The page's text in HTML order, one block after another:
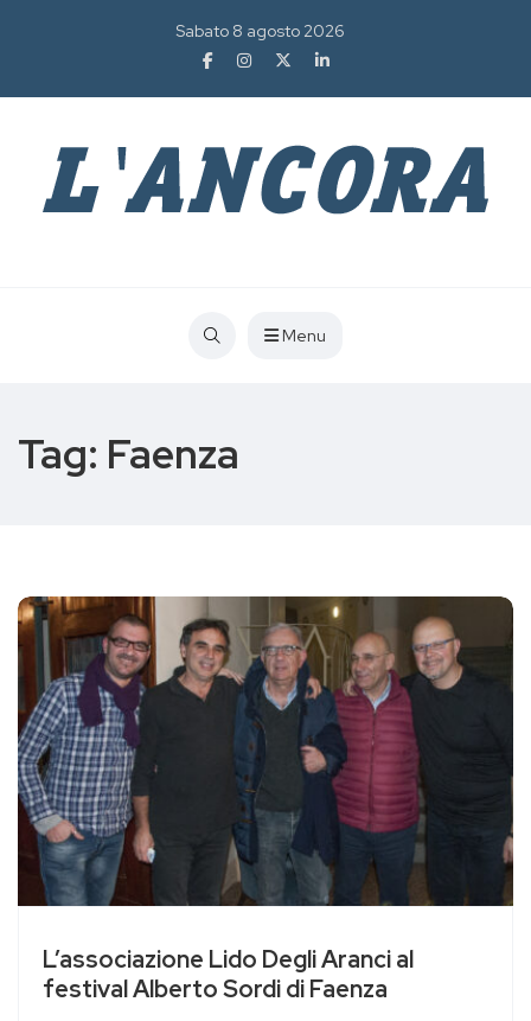
Sabato 8 agosto 2026
Menu
Tag: Faenza
L’associazione Lido Degli Aranci al
festival Alberto Sordi di Faenza